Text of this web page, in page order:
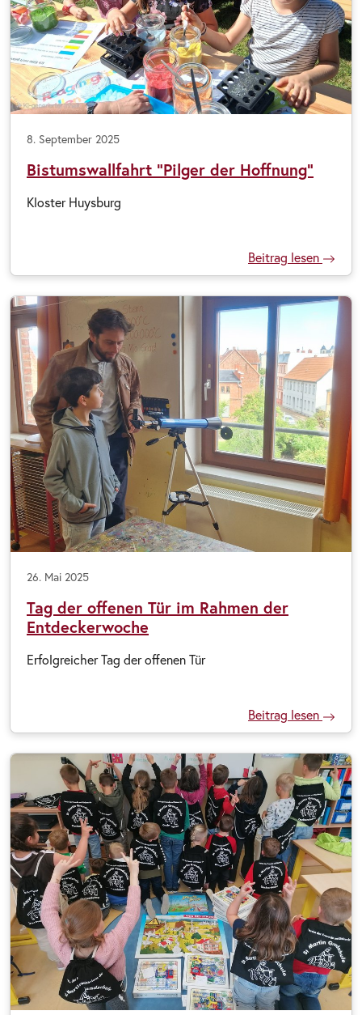
8. September 2025
Bistumswallfahrt "Pilger der Hoffnung"
Kloster Huysburg
Beitrag lesen
26. Mai 2025
Tag der offenen Tür im Rahmen der
Entdeckerwoche
Erfolgreicher Tag der offenen Tür
Beitrag lesen